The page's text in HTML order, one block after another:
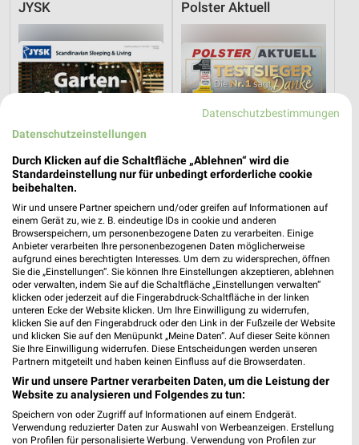
JYSK
16 km
Gartenabverkauf
Gültig bis Sa. 15.08.
Polster Aktuell
29,1 km
Testsieger Komfort
Gültig bis Di. 01.09.
Polster Aktuell mömax
Datenschutzbestimmungen
Datenschutzeinstellungen
Durch Klicken auf die Schaltfläche „Ablehnen“ wird die
Standardeinstellung nur für unbedingt erforderliche cookie
beibehalten.
Wir und unsere Partner speichern und/oder greifen auf Informationen auf
einem Gerät zu, wie z. B. eindeutige IDs in cookie und anderen
Browserspeichern, um personenbezogene Daten zu verarbeiten. Einige
Anbieter verarbeiten Ihre personenbezogenen Daten möglicherweise
aufgrund eines berechtigten Interesses. Um dem zu widersprechen, öffnen
Sie die „Einstellungen“. Sie können Ihre Einstellungen akzeptieren, ablehnen
oder verwalten, indem Sie auf die Schaltfläche „Einstellungen verwalten“
klicken oder jederzeit auf die Fingerabdruck-Schaltfläche in der linken
unteren Ecke der Website klicken. Um Ihre Einwilligung zu widerrufen,
klicken Sie auf den Fingerabdruck oder den Link in der Fußzeile der Website
und klicken Sie auf den Menüpunkt „Meine Daten“. Auf dieser Seite können
Sie Ihre Einwilligung widerrufen. Diese Entscheidungen werden unseren
Partnern mitgeteilt und haben keinen Einfluss auf die Browserdaten.
Wir und unsere Partner verarbeiten Daten, um die Leistung der
Website zu analysieren und Folgendes zu tun:
Speichern von oder Zugriff auf Informationen auf einem Endgerät.
Verwendung reduzierter Daten zur Auswahl von Werbeanzeigen. Erstellung
von Profilen für personalisierte Werbung. Verwendung von Profilen zur